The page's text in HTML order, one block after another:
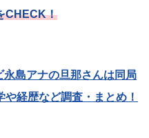
CHECK！
永島アナの旦那さんは同局
経歴など調査・まとめ！